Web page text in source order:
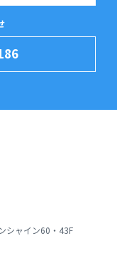
シャイン60・43F